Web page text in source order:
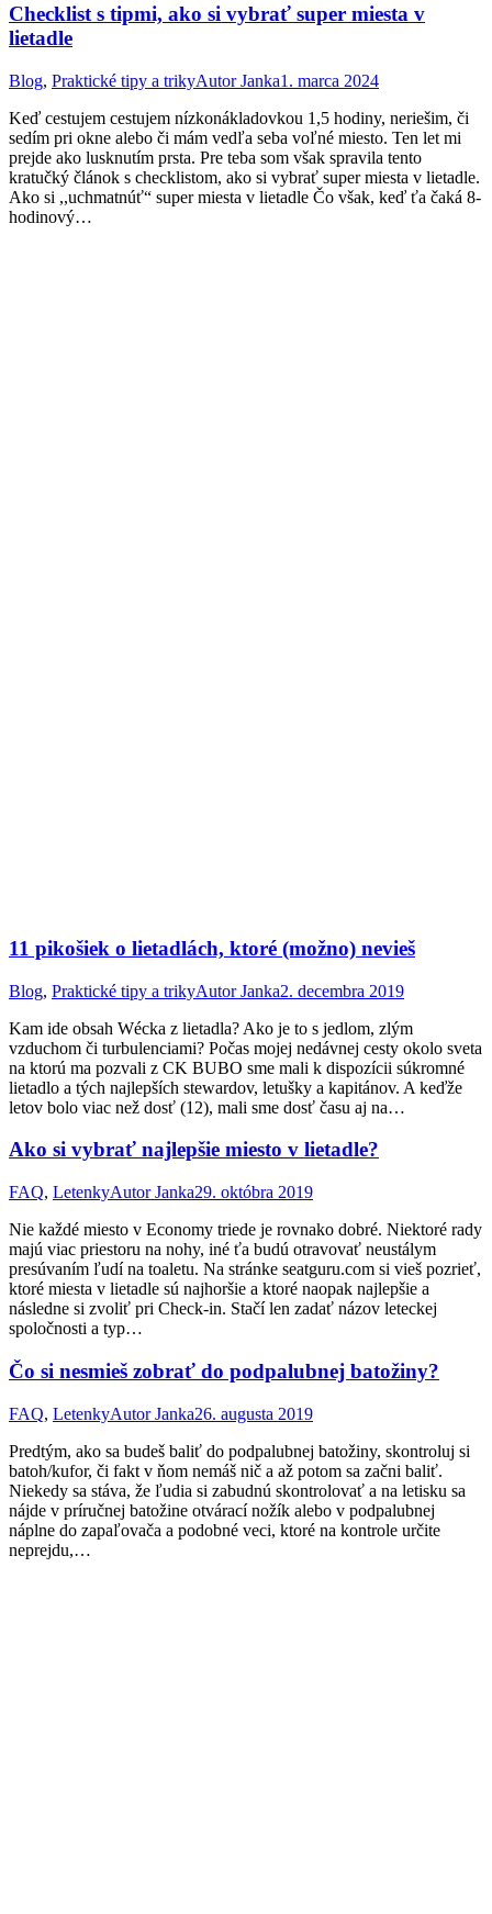
Checklist s tipmi, ako si vybrať super miesta v
lietadle
Blog, Praktické tipy a trikyAutorJanka1. marca 2024
Keď cestujem cestujem nízkonákladovkou 1,5 hodiny, neriešim, či
sedím pri okne alebo či mám vedľa seba voľné miesto. Ten let mi
prejde ako lusknutím prsta. Pre teba som však spravila tento
kratučký článok s checklistom, ako si vybrať super miesta v lietadle.
Ako si ,,uchmatnúť“ super miesta v lietadle Čo však, keď ťa čaká 8-
hodinový…
11 pikošiek o lietadlách, ktoré (možno) nevieš
Blog, Praktické tipy a trikyAutorJanka2. decembra 2019
Kam ide obsah Wécka z lietadla? Ako je to s jedlom, zlým
vzduchom či turbulenciami? Počas mojej nedávnej cesty okolo sveta
na ktorú ma pozvali z CK BUBO sme mali k dispozícii súkromné
lietadlo a tých najlepších stewardov, letušky a kapitánov. A keďže
letov bolo viac než dosť (12), mali sme dosť času aj na…
Ako si vybrať najlepšie miesto v lietadle?
FAQ, LetenkyAutorJanka29. októbra 2019
Nie každé miesto v Economy triede je rovnako dobré. Niektoré rady
majú viac priestoru na nohy, iné ťa budú otravovať neustálym
presúvaním ľudí na toaletu. Na stránke seatguru.com si vieš pozrieť,
ktoré miesta v lietadle sú najhoršie a ktoré naopak najlepšie a
následne si zvoliť pri Check-in. Stačí len zadať názov leteckej
spoločnosti a typ…
Čo si nesmieš zobrať do podpalubnej batožiny?
FAQ, LetenkyAutorJanka26. augusta 2019
Predtým, ako sa budeš baliť do podpalubnej batožiny, skontroluj si
batoh/kufor, či fakt v ňom nemáš nič a až potom sa začni baliť.
Niekedy sa stáva, že ľudia si zabudnú skontrolovať a na letisku sa
nájde v príručnej batožine otvárací nožík alebo v podpalubnej
náplne do zapaľovača a podobné veci, ktoré na kontrole určite
neprejdu,…